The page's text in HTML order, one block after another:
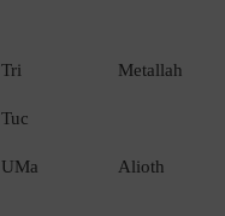
Tri Metallah
Tuc
UMa Alioth